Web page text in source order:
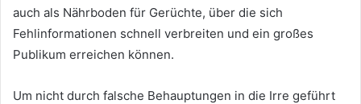
auch als Nährboden für Gerüchte, über die sich
Fehlinformationen schnell verbreiten und ein großes
Publikum erreichen können.
Um nicht durch falsche Behauptungen in die Irre geführt